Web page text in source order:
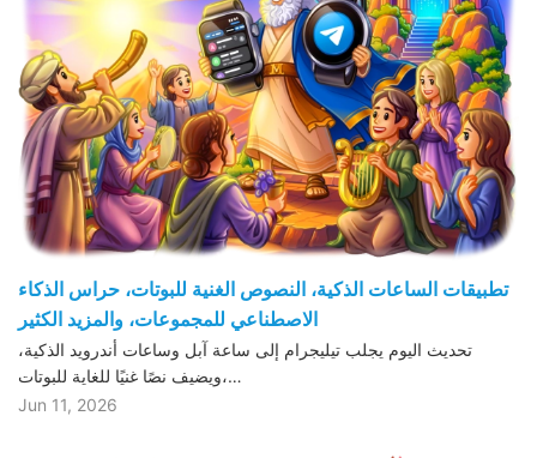
تطبيقات الساعات الذكية، النصوص الغنية للبوتات، حراس الذكاء
الاصطناعي للمجموعات، والمزيد الكثير
تحديث اليوم يجلب تيليجرام إلى ساعة آبل وساعات أندرويد الذكية،
ويضيف نصًا غنيًا للغاية للبوتات،…
Jun 11, 2026